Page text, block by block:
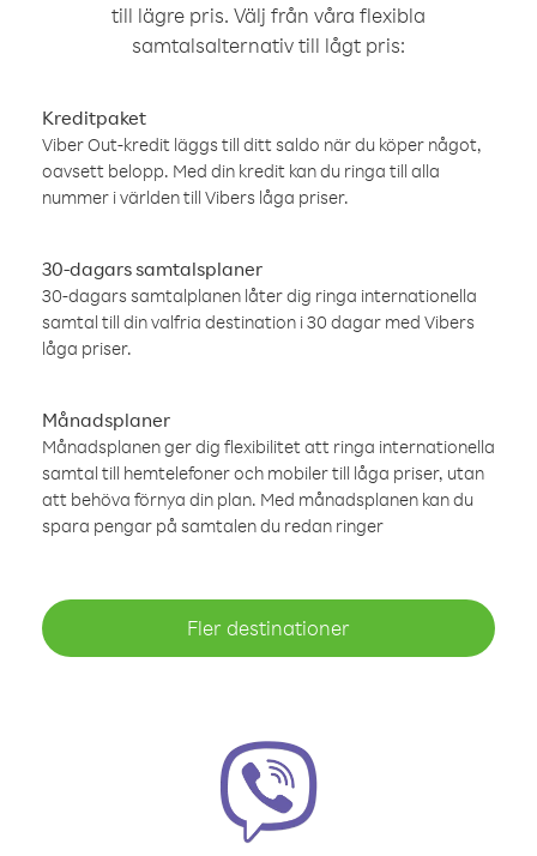
till lägre pris. Välj från våra flexibla
samtalsalternativ till lågt pris:
Kreditpaket
Viber Out-kredit läggs till ditt saldo när du köper något,
oavsett belopp. Med din kredit kan du ringa till alla
nummer i världen till Vibers låga priser.
30-dagars samtalsplaner
30-dagars samtalplanen låter dig ringa internationella
samtal till din valfria destination i 30 dagar med Vibers
låga priser.
Månadsplaner
Månadsplanen ger dig flexibilitet att ringa internationella
samtal till hemtelefoner och mobiler till låga priser, utan
att behöva förnya din plan. Med månadsplanen kan du
spara pengar på samtalen du redan ringer
Fler destinationer